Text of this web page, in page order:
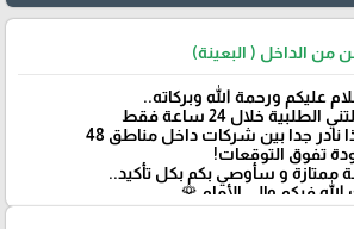
من الداخل ( البعينة)
عليكم ورحمة الله وبركاته..
الطلبية خلال 24 ساعة فقط
نادر جدا بين شركات داخل مناطق 48
تفوق التوقعات!
ممتازة و سأوصي بكم بكل تأكيد..
الله فيكم وإلى الأمام 🌹